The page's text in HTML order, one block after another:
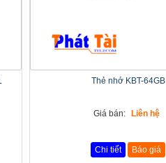
Thẻ nhớ KBT-64GB
Giá bán: Liên hệ
Chi tiết Báo giá